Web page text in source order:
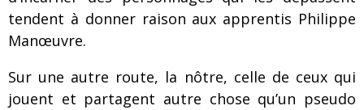
tendent à donner raison aux apprentis Philippe
Manœuvre.
Sur une autre route, la nôtre, celle de ceux qui
jouent et partagent autre chose qu’un pseudo